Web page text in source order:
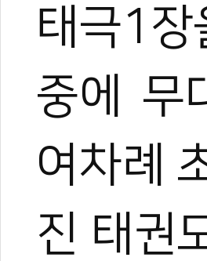
태극1
중에 무
여차례
진 태권 0